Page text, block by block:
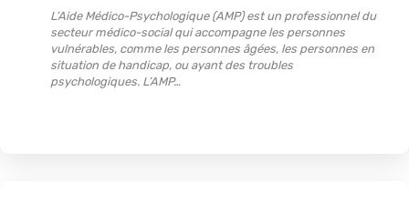
L’Aide Médico-Psychologique (AMP) est un professionnel du
secteur médico-social qui accompagne les personnes
vulnérables, comme les personnes âgées, les personnes en
situation de handicap, ou ayant des troubles
psychologiques. L’AMP…